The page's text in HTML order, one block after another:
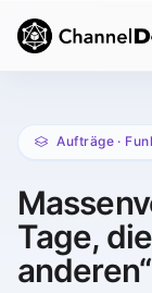
Aufträge ·
Tage,